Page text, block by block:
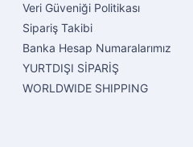
Veri Güveniği Politikası
Sipariş Takibi
Banka Hesap Numaralarımız
YURTDIŞI SİPARİŞ
WORLDWIDE SHIPPING